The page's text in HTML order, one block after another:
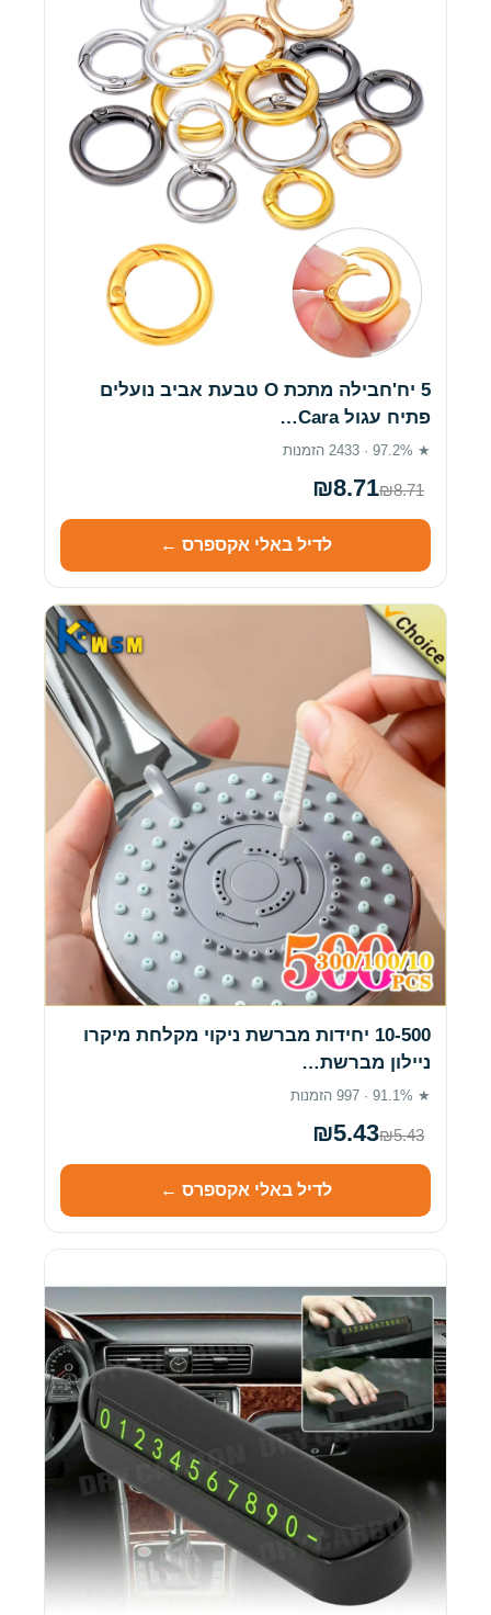
5 יח'חבילה מתכת O טבעת אביב נועלים
פתיח עגול Cara…
★ 97.2% · 2433 הזמנות
₪8.71₪8.71
לדיל באלי אקספרס ←
10-500 יחידות מברשת ניקוי מקלחת מיקרו
ניילון מברשת…
★ 91.1% · 997 הזמנות
₪5.43₪5.43
לדיל באלי אקספרס ←